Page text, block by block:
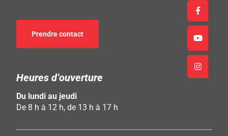
Prendre contact
Heures d’ouverture
Du lundi au jeudi
De 8 h à 12 h, de 13 h à 17 h